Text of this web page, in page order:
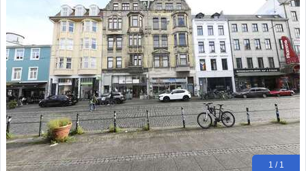
1 / 1